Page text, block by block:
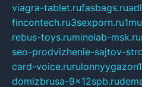
viagra-tablet.rufasbags.ru
fincontech.ru3sexporn.ru
rebus-toys.ruminelab-msk.ru
seo-prodvizhenie-sajtov-
card-voice.ru
domizbrusa-9x12spb.ru